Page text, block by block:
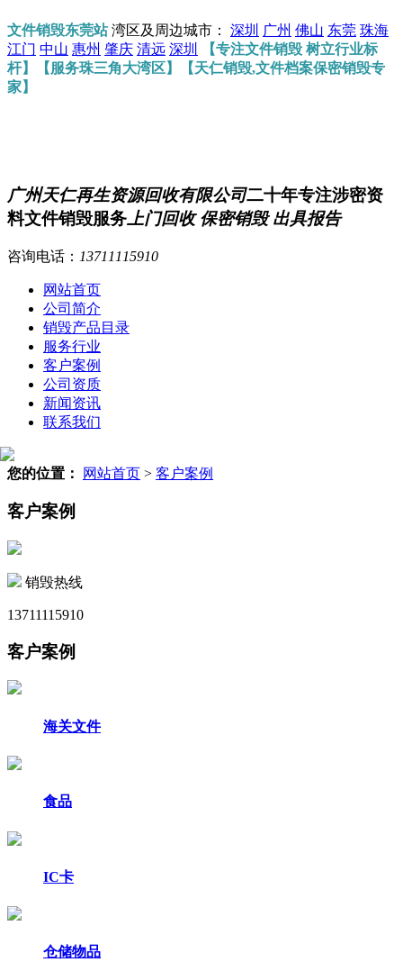
文件销毁东莞站湾区及周边城市： 深圳 广州 佛山 东莞 珠海
江门 中山 惠州 肇庆 清远 深圳
【专注文件销毁 树立行业标
杆】【服务珠三角大湾区】【天仁销毁,文件档案保密销毁专
家】
广州天仁再生资源回收有限公司二十年专注涉密资
料文件销毁服务 上门回收 保密销毁 出具报告
咨询电话： 13711115910
网站首页
公司简介
销毁产品目录
服务行业
客户案例
公司资质
新闻资讯
联系我们
您的位置： 网站首页 > 客户案例
客户案例
销毁热线
13711115910
客户案例
海关文件
食品
IC卡
仓储物品